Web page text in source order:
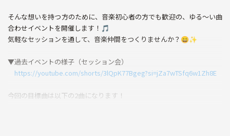
そんな想いを持つ方のために、音楽初心者の方でも歓迎の、ゆる～い曲
合わせイベントを開催します！🎵
気軽なセッションを通して、音楽仲間をつくりませんか？😄✨
▼過去イベントの様子（セッション会）
https://youtube.com/shorts/3lQpK77Bgeg?si=jZa7wTSfq6w1Zh8E
今回の目標曲は以下の2曲になります！